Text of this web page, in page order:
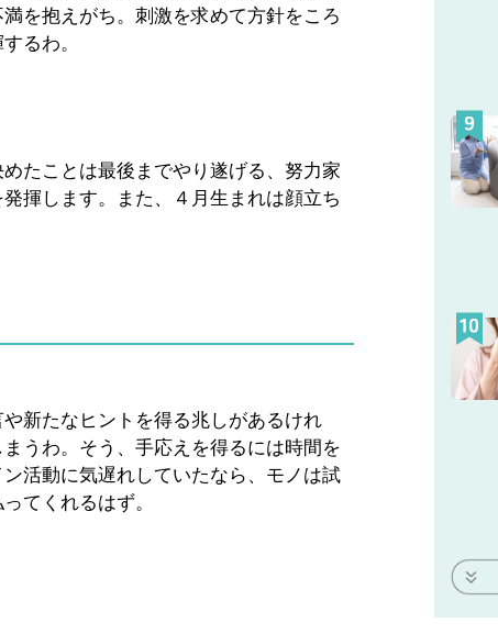
を抱えがち。刺激を求めて方針をころ
るわ。
たことは最後までやり遂げる、努力家
揮します。また、４月生まれは顔立ち
新たなヒントを得る兆しがあるけれ
うわ。そう、手応えを得るには時間を
活動に気遅れしていたなら、モノは試
てくれるはず。